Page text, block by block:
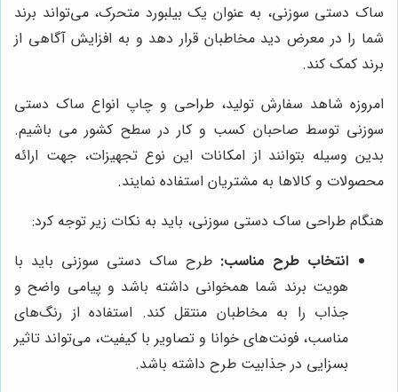
ساک دستی سوزنی، به عنوان یک بیلبورد متحرک، می‌تواند برند
شما را در معرض دید مخاطبان قرار دهد و به افزایش آگاهی از
برند کمک کند.
امروزه شاهد سفارش تولید، طراحی و چاپ انواع ساک دستی
سوزنی توسط صاحبان کسب و کار در سطح کشور می باشیم.
بدین وسیله بتوانند از امکانات این نوع تجهیزات، جهت ارائه
محصولات و کالاها به مشتریان استفاده نمایند.
هنگام طراحی ساک دستی سوزنی، باید به نکات زیر توجه کرد:
انتخاب طرح مناسب: طرح ساک دستی سوزنی باید با
هویت برند شما همخوانی داشته باشد و پیامی واضح و
جذاب را به مخاطبان منتقل کند. استفاده از رنگ‌های
مناسب، فونت‌های خوانا و تصاویر با کیفیت، می‌تواند تاثیر
بسزایی در جذابیت طرح داشته باشد.